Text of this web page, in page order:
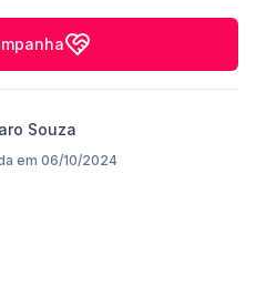
Souza
em 06/10/2024